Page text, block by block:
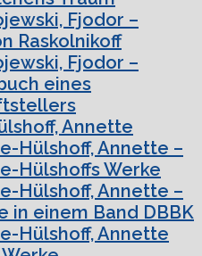
Fjodor –
Raskolnikoff
Fjodor –
eines
Annette
Hülshoff, Annette –
Hülshoffs Werke
Hülshoff, Annette –
in einem Band DBBK
Hülshoff, Annette